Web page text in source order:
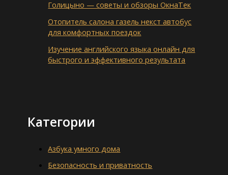
Голицыно — советы и обзоры ОкнаТек
Отопитель салона газель некст автобус
для комфортных поездок
Изучение английского языка онлайн для
быстрого и эффективного результата
Категории
Азбука умного дома
Безопасность и приватность